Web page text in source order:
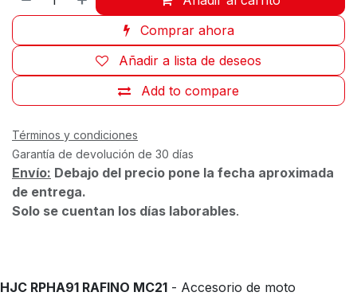
Comprar ahora
Add to compare
Añadir a lista de deseos
Términos y condiciones
Garantía de devolución de 30 días
Envío: Debajo del precio pone la fecha aproximada
de entrega.
Solo se cuentan los días laborables.
HJC RPHA91 RAFINO MC21 - Accesorio de moto